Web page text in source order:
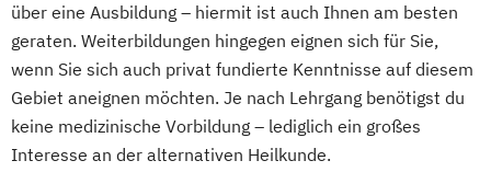
über eine Ausbildung – hiermit ist auch Ihnen am besten
geraten. Weiterbildungen hingegen eignen sich für Sie,
wenn Sie sich auch privat fundierte Kenntnisse auf diesem
Gebiet aneignen möchten. Je nach Lehrgang benötigst du
keine medizinische Vorbildung – lediglich ein großes
Interesse an der alternativen Heilkunde.